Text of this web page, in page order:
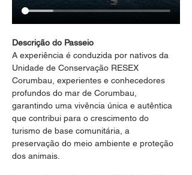
Descrição do Passeio
A experiência é conduzida por nativos da
Unidade de Conservação RESEX
Corumbau, experientes e conhecedores
profundos do mar de Corumbau,
garantindo uma vivência única e autêntica
que contribui para o crescimento do
turismo de base comunitária, a
preservação do meio ambiente e proteção
dos animais.